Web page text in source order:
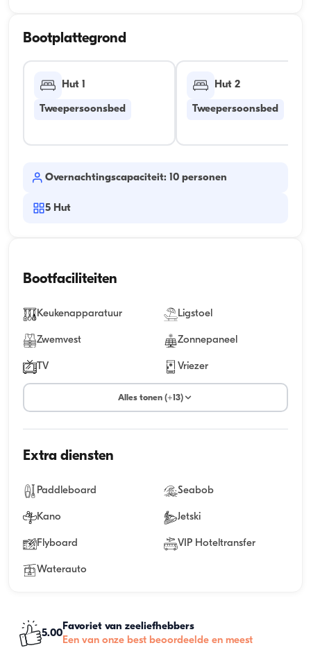
Bootplattegrond
Hut 1
Tweepersoonsbed
Hut 2
Tweepersoonsbed
Overnachtingscapaciteit: 10 personen
5 Hut
Bootfaciliteiten
Keukenapparatuur Ligstoel
Zwemvest Zonnepaneel
TV Vriezer
Alles tonen (+13)
Extra diensten
Paddleboard Seabob
Kano Jetski
Flyboard VIP Hoteltransfer
Waterauto
5.00
Favoriet van zeeliefhebbers
Een van onze best beoordeelde en meest